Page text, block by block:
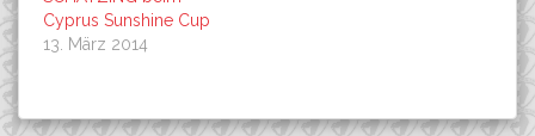
Cyprus Sunshine Cup
13. März 2014